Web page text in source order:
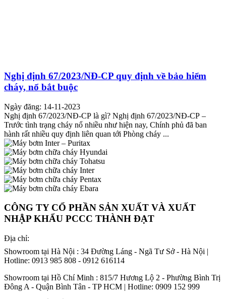
Nghị định 67/2023/NĐ-CP quy định về bảo hiểm
cháy, nổ bắt buộc
Ngày đăng: 14-11-2023
Nghị định 67/2023/NĐ-CP là gì? Nghị định 67/2023/NĐ-CP –
Trước tình trạng cháy nổ nhiều như hiện nay, Chính phủ đã ban
hành rất nhiều quy định liên quan tới Phòng cháy ...
CÔNG TY CỔ PHẦN SẢN XUẤT VÀ XUẤT
NHẬP KHẨU PCCC THÀNH ĐẠT
Địa chỉ:
Showroom tại Hà Nội : 34 Đường Láng - Ngã Tư Sở - Hà Nội |
Hotline: 0913 985 808 - 0912 616114
Showroom tại Hồ Chí Minh : 815/7 Hương Lộ 2 - Phường Bình Trị
Đông A - Quận Bình Tân - TP HCM | Hotline: 0909 152 999